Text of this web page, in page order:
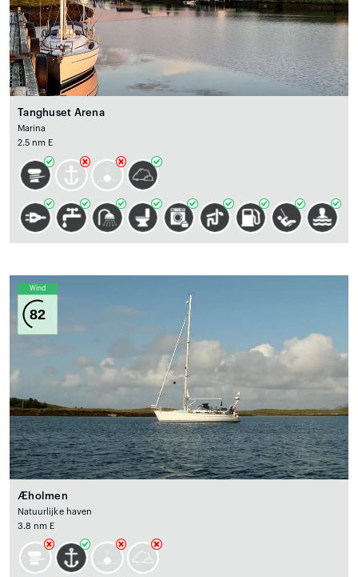
Tanghuset Arena
Marina
2.5 nm E
Wind
82
Æholmen
Natuurlijke haven
3.8 nm E